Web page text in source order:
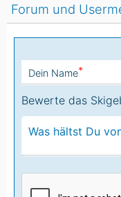
Forum und
Dein Name*
Bewerte das